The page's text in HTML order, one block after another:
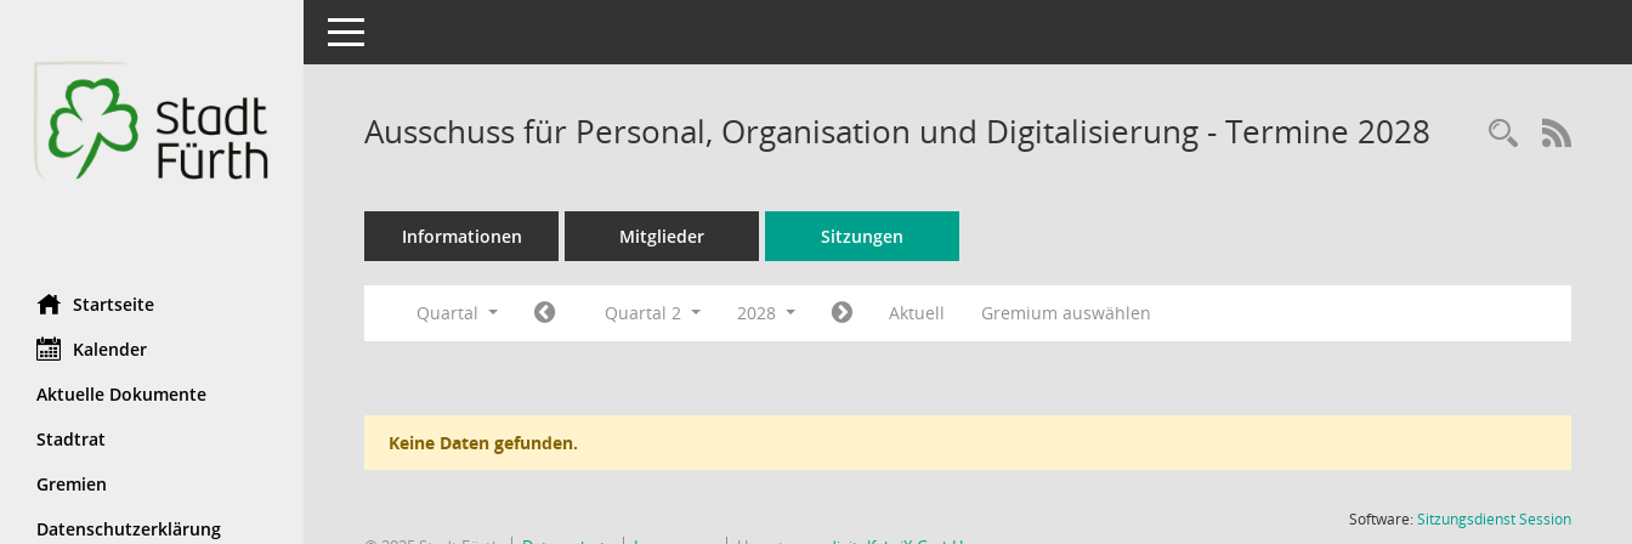
Startseite
Kalender
Aktuelle Dokumente
Stadtrat
Gremien
Datenschutzerklärung
Toggle navigation
Ausschuss für Personal, Organisation und Digitalisierung - Termine 2028
Informationen Mitglieder Sitzungen
Quartal Quartal 2 2028 Aktuell Gremium auswählen
Keine Daten gefunden.
Software:SitzungsdienstSession(Wird in